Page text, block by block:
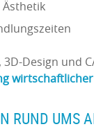
Design und
RUND UMS